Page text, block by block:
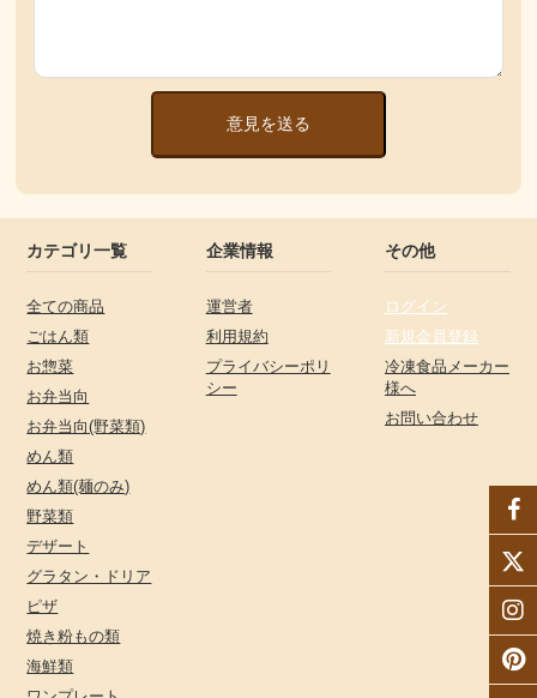
意見を送る
カテゴリ一覧
全ての商品
ごはん類
お惣菜
お弁当向
お弁当向(野菜類)
めん類
めん類(麺のみ)
野菜類
デザート
グラタン・ドリア
ピザ
焼き粉もの類
海鮮類
企業情報
運営者
利用規約
プライバシーポリ
シー
その他
ログイン
新規会員登録
冷凍食品メーカー
様へ
お問い合わせ